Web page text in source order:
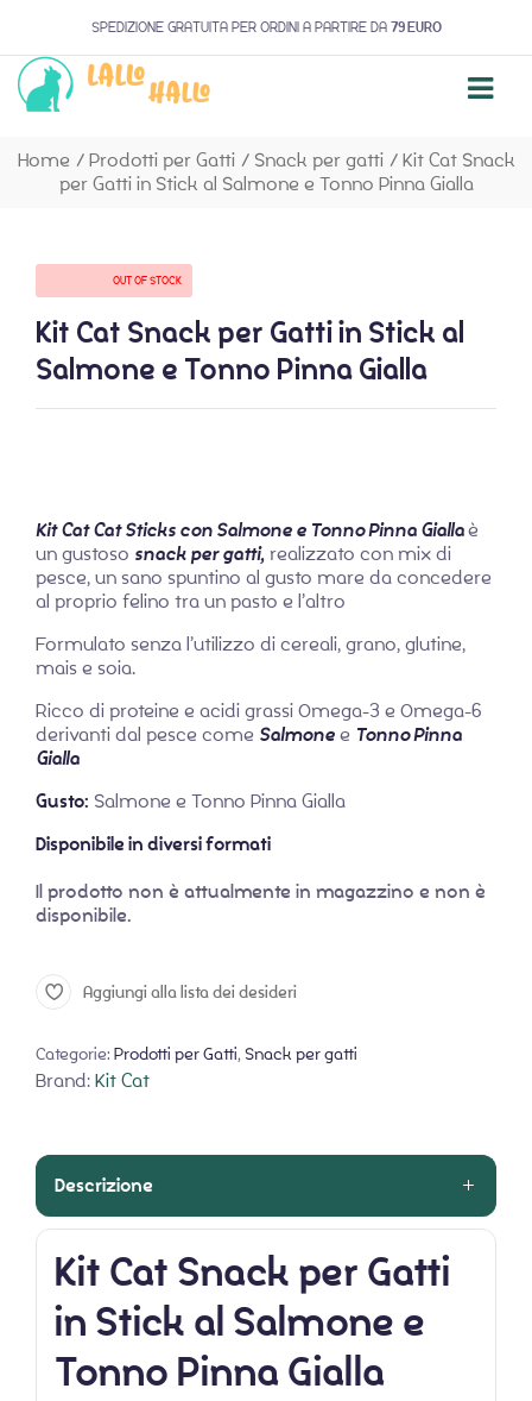
SPEDIZIONE GRATUITA PER ORDINI A PARTIRE DA 79 EURO
Home / Prodotti per Gatti / Snack per gatti / Kit Cat Snack
per Gatti in Stick al Salmone e Tonno Pinna Gialla
OUT OF STOCK
Kit Cat Snack per Gatti in Stick al
Salmone e Tonno Pinna Gialla
Kit Cat Cat Stickscon Salmone e Tonno Pinna Giallaè
un gustoso snack per gatti,realizzato con mix di
pesce, un sano spuntino al gusto mare da concedere
al proprio felino tra un pasto e l’altro
Formulato senza l’utilizzo di cereali, grano, glutine,
mais e soia.
Ricco di proteine e acidi grassi Omega-3 e Omega-6
derivanti dal pesce come Salmonee Tonno Pinna
Gialla
Gusto: Salmone e Tonno Pinna Gialla
Disponibile in diversi formati
Il prodotto non è attualmente in magazzino e non è
disponibile.
Aggiungi alla lista dei desideri
Categorie: Prodotti per Gatti, Snack per gatti
Brand:Kit Cat
Descrizione
Kit Cat Snack per Gatti
in Stick al Salmone e
Tonno Pinna Gialla